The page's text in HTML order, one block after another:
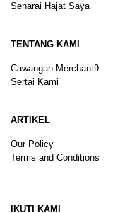
Senarai Hajat Saya
TENTANG KAMI
Cawangan Merchant9
Sertai Kami
ARTIKEL
Our Policy
Terms and Conditions
IKUTI KAMI